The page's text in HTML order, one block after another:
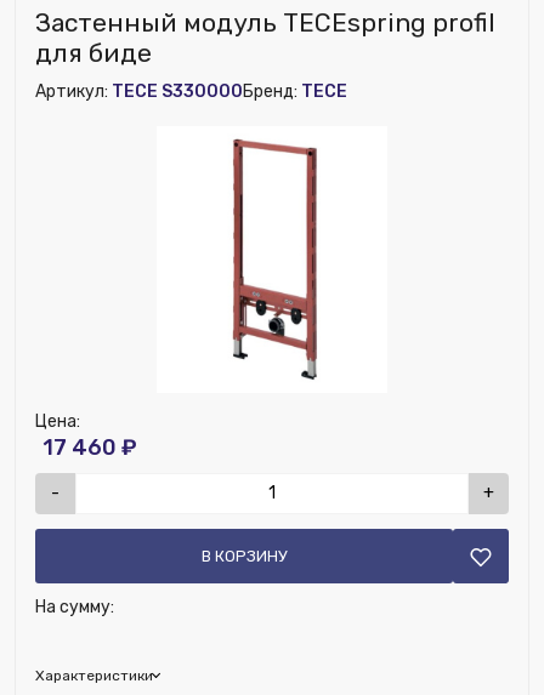
Бренд:
Исключить из публикации на веб-витрине mag1c:
Нет
Застенный модуль TECEspring profil
для биде
Артикул: TECE S330000Бренд: TECE
Характеристики
Цена:
17 460 ₽
- +
В КОРЗИНУ
На сумму: